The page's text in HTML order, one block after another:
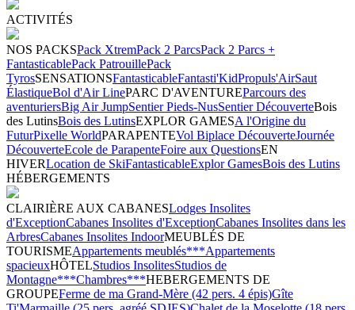
ACTIVITÉS
NOS PACKSPack XtremPack 2 ParcsPack 2 Parcs +
FantasticablePack PatrouillePack
TyrosSENSATIONSFantasticableFantasti'KidPropuls'AirSaut
ÉlastiqueBol d'Air LinePARC D'AVENTUREParcours des
aventuriersBig Air JumpSentier Pieds-NusSentier DécouverteBois
des LutinsBois des LutinsEXPLOR GAMESA l'Origine du
FuturPixelle WorldPARAPENTEVol Biplace DécouverteJournée
DécouverteEcole de ParapenteFoire aux QuestionsEN
HIVERLocation de SkiFantasticableExplor GamesBois des Lutins
HÉBERGEMENTS
CLAIRIÈRE AUX CABANESLodges Insolites
d'ExceptionCabanes Insolites d'ExceptionCabanes Insolites dans les
ArbresCabanes Insolites IndoorMEUBLÉS DE
TOURISMEAppartements meublés***Appartements
spacieuxHÔTELStudios InsolitesStudios de
Montagne***Chambres***HEBERGEMENTS DE
GROUPEFerme de ma Grand-Mère (42 pers. 4 épis)Gîte